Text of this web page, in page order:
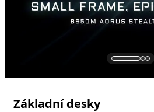
Základní desky